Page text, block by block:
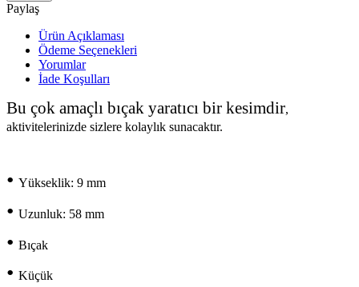
Paylaş
Ürün Açıklaması
Ödeme Seçenekleri
Yorumlar
İade Koşulları
Bu çok amaçlı bıçak yaratıcı bir kesimdir,
aktivitelerinizde sizlere kolaylık sunacaktır.
• Yükseklik: 9 mm
• Uzunluk: 58 mm
• Bıçak
• Küçük